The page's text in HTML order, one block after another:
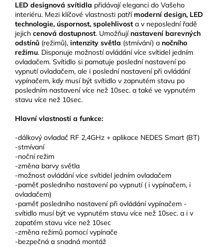
LED designová svítidla přidávají eleganci do Vašeho
interiéru. Mezi klíčové vlastnosti patřímoderní design, LED
technologie, úspornost, spolehlivost a v neposlední řadě
jejich cenová dostupnost. Umožňujínastavení barevných
odstínů (režimů), intenzity světla (stmívání) a nočního
režimu. Disponuje možností ovládání více svítidel jedním
ovladačem. Svítidlo si pamatuje poslední nastavení po
vypnutí ovladačem, ale i poslední nastavení při ovládání
vypínačem, kdy musí být svítidlo v zapnutém stavu po
posledním nastavení více než 10sec. a také ve vypnutém
stavu více než 10sec.
Hlavní vlastnosti a funkce:
-dálkový ovladač RF 2,4GHz + aplikace NEDES Smart (BT)
-stmívaní
-noční režim
-změna barvy světla
-možnost ovládání více svítidel jedním ovladačem
-paměť posledního nastavení po vypnutí ( i vypínačem, i
ovladačem)
-paměť posledního nastavení při ovládání vypínačem -
svítidlo musí být ve vypnutém stavu více než 10sec. a i v
zapatém stavu více než 10sec
-změna režimů pomocí vypínače
-bezpečná a snadná montáž